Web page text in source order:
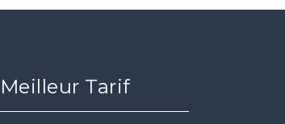
Meilleur Tarif